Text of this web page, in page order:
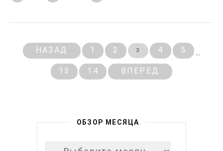
НАЗАД 1 2 3 4 5
13 14 ВПЕРЕД
ОБЗОР МЕСЯЦА